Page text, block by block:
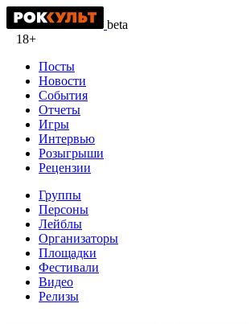
beta
18+
Посты
Новости
События
Отчеты
Игры
Интервью
Розыгрыши
Рецензии
Группы
Персоны
Лейблы
Организаторы
Площадки
Фестивали
Видео
Релизы